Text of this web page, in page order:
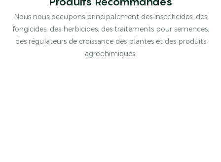
Nous nous occupons principalement des insecticides, des
fongicides, des herbicides, des traitements pour semences,
des régulateurs de croissance des plantes et des produits
agrochimiques.